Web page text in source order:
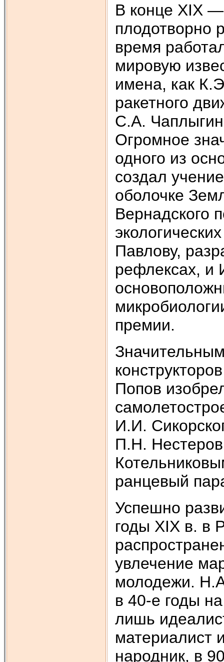
В конце XIX
плодотворно
время
мировую
имена, как
ракетного
С.А.
Огромное
одного из
создал
оболочке
Вернадского
Павлову,
рефлексах, и
премии.
Попов
И.И.
П.Н.
ранцевый
Успешно
годы XIX в. в
увлечение
молодежи.
в 40-е годы
лишь
материалист
народник, в